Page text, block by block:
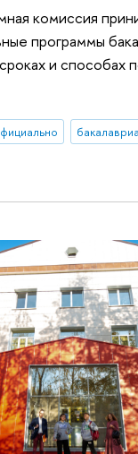
комиссия
программы
и способах